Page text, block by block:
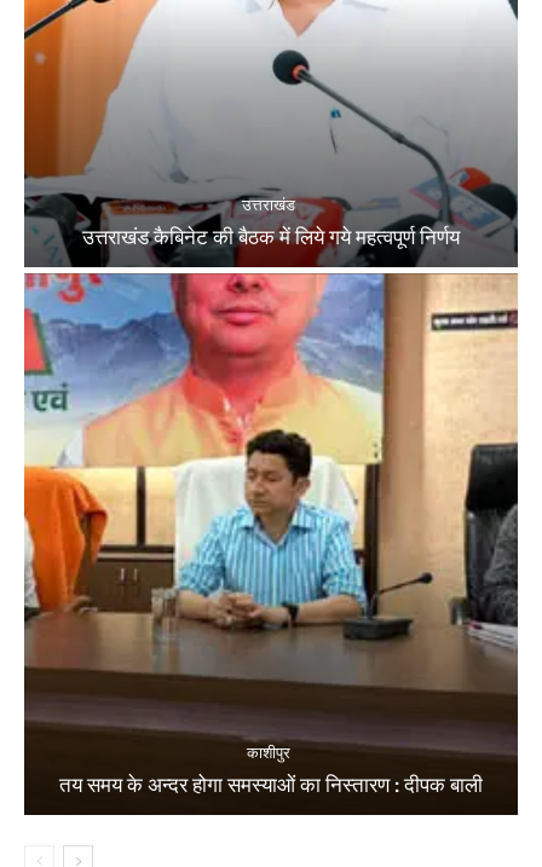
उत्तराखंड
उत्तराखंड कैबिनेट की बैठक में लिये गये महत्वपूर्ण निर्णय
काशीपुर
तय समय के अन्दर होगा समस्याओं का निस्तारण : दीपक बाली